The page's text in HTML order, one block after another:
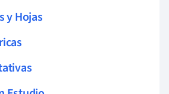
y Hojas